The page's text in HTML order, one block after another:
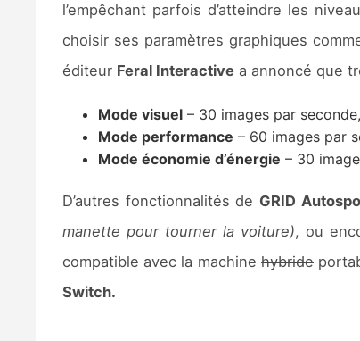
l’empêchant parfois d’atteindre les
choisir ses paramètres graphiques
éditeur Feral Interactivea annoncé que
Mode visuel– 30 images par
Mode performance – 60 images par
Mode économie d’énergie – 30
D’autres fonctionnalités de GRID
manette pour tourner la voiture), ou
compatible avec la machine hybride
Switch.